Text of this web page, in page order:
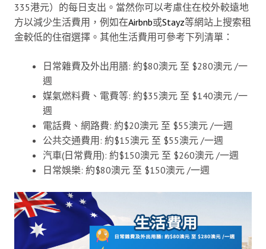
335港元）的每日支出。當然你可以考慮住在校外較遠地
方以減少生活費用，例如在Airbnb或Stayz等網站上搜索租
金較低的住宿選擇。其他生活費用可參考下列清單：
日常雜費及外出用膳: 約$80澳元 至 $280澳元 /一
週
媒氣燃料費、電費等: 約$35澳元 至 $140澳元 /一
週
電話費、網路費: 約$20澳元 至 $55澳元 /一週
公共交通費用: 約$15澳元 至 $55澳元 /一週
汽車(日常費用): 約$150澳元 至 $260澳元 /一週
日常娛樂: 約$80澳元 至 $150澳元 /一週